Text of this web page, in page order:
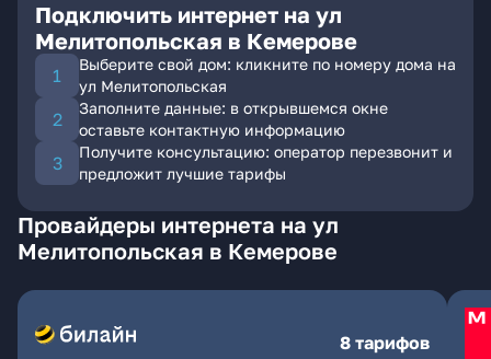
Подключить интернет на ул
Мелитопольская в Кемерове
Выберите свой дом: кликните по номеру дома на
ул Мелитопольская
Заполните данные: в открывшемся окне
оставьте контактную информацию
Получите консультацию: оператор перезвонит и
предложит лучшие тарифы
Провайдеры интернета на ул
Мелитопольская в Кемерове
8 тарифов